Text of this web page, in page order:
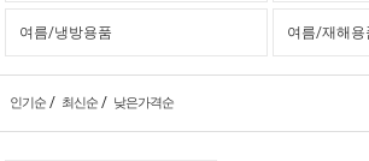
여름/냉방용품 여름/재해용
인기순 / 최신순 / 낮은가격순